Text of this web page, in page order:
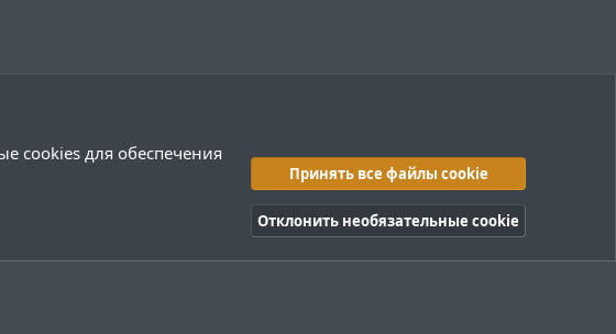
Политика конфиденциальности Помощь
R
cookies для обеспечения
Принять все файлы cookie
Отклонить необязательные cookie